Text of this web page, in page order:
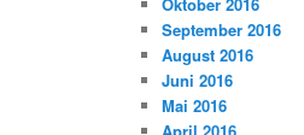
Oktober 2016
September 2016
August 2016
Juni 2016
Mai 2016